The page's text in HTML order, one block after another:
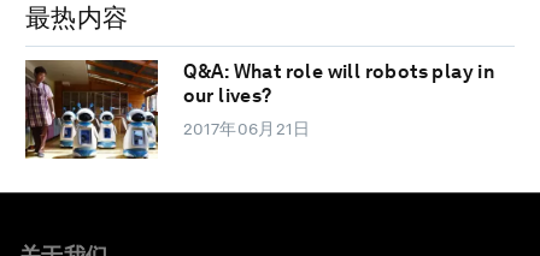
最热内容
Q&A: What role will robots play in
our lives?
2017年06月21日